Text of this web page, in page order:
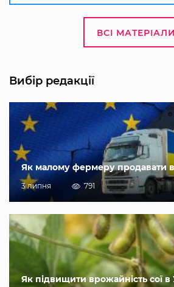
ВСІ МАТЕРІАЛИ
Вибір редакції
Як малому фермеру продавати
3 липня 791
Як підвищити врожайність сої в